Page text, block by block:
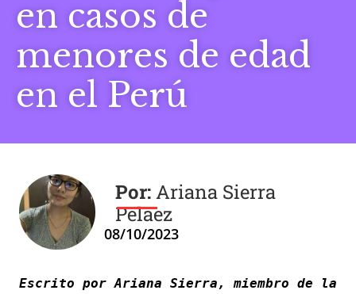
en casos de
menores de edad
en el Perú
Ariana Sierra
Pelaez
Escrito por Ariana Sierra, miembro de la
08/10/2023